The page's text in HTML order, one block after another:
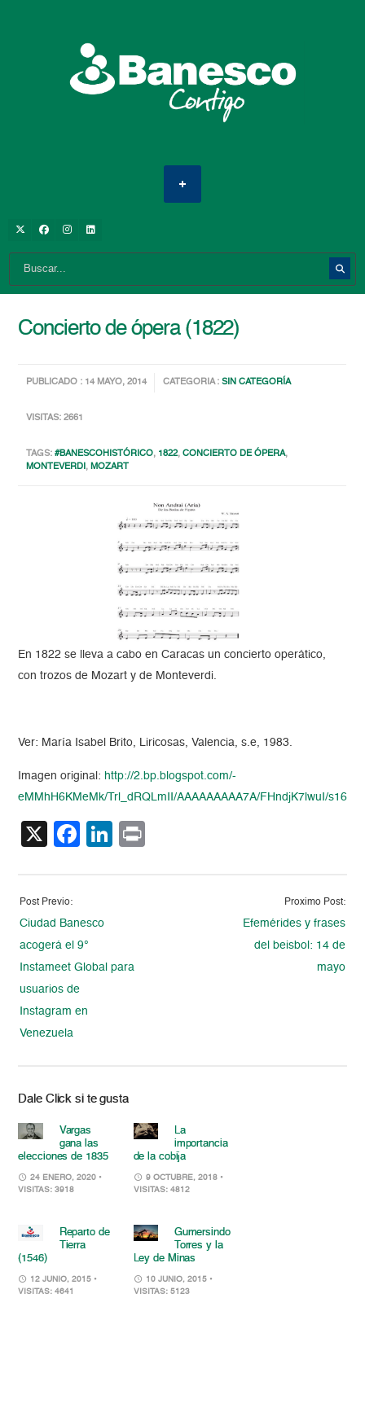
Concierto de ópera (1822)
PUBLICADO : 14 MAYO, 2014 CATEGORIA :SIN CATEGORÍA
VISITAS: 2661
TAGS:#BANESCOHISTÓRICO, 1822,CONCIERTO DE ÓPERA,
MONTEVERDI,MOZART
En 1822 se lleva a cabo en Caracas un concierto operático,
con trozos de Mozart y de Monteverdi.
Ver: María Isabel Brito, Liricosas, Valencia, s.e, 1983.
Imagen original: http://2.bp.blogspot.com/-
eMMhH6KMeMk/Trl_dRQLmII/AAAAAAAAA7A/FHndjK7lwuI/
X Facebook
LinkedIn
Post Previo:
Ciudad Banesco
acogerá el 9°
Instameet Global para
usuarios de
Instagram en
Venezuela
Proximo Post:
Efemérides y frases
del beisbol: 14 de
mayo
Dale Click si te gusta
Vargas
gana las
elecciones de 1835
24 ENERO, 2020 •
VISITAS: 3918
La
importancia
de la cobija
9 OCTUBRE, 2018 •
VISITAS: 4812
Reparto de
Tierra
(1546)
12 JUNIO, 2015 •
VISITAS: 4641
Gumersindo
Torres y la
Ley de Minas
10 JUNIO, 2015 •
VISITAS: 5123